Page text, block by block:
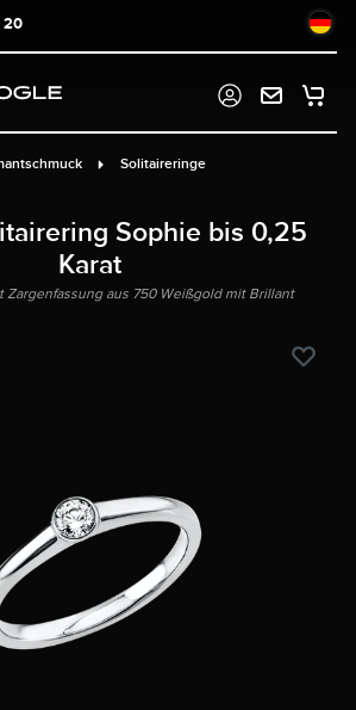
20
Solitaireringe
Sophie bis 0,25
Karat
Zargenfassung aus 750 Weißgold mit Brillant